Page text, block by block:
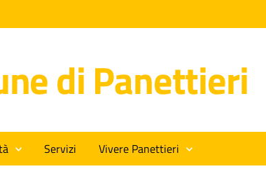
di Panettieri
Servizi Vivere Panettieri